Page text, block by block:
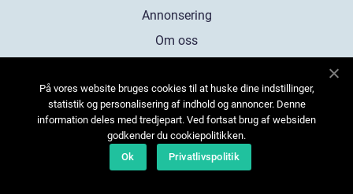
Annonsering
Om oss
Kontakta oss
Sitemap
På vores website bruges cookies til at huske dine indstillinger,
statistik og personalisering af indhold og annoncer. Denne
information deles med tredjepart. Ved fortsat brug af websiden
godkender du cookiepolitikken.
Ok
Privatlivspolitik